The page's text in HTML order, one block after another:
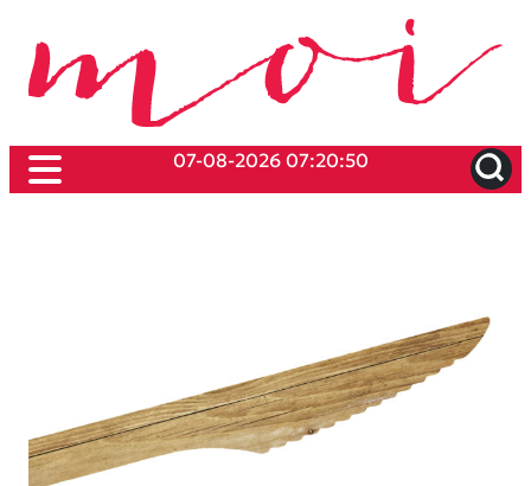
07-08-2026 07:20:50